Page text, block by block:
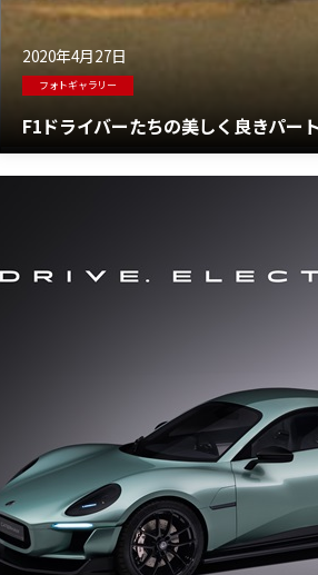
2020年4月27日
フォトギャラリー
F1ドライバーたちの美しく良きパー